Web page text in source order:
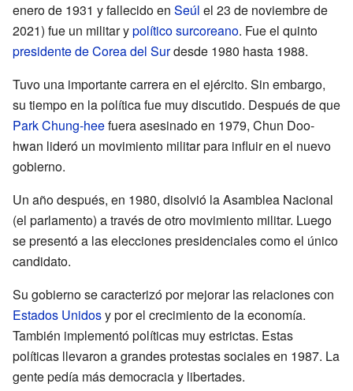
enero de 1931 y fallecido en Seúl el 23 de noviembre de
2021) fue un militar ypolíticosurcoreano. Fue el quinto
presidente de Corea del Surdesde 1980 hasta 1988.
Tuvo una importante carrera en el ejército. Sin embargo,
su tiempo en la política fue muy discutido. Después de que
Park Chung-heefuera asesinado en 1979, Chun Doo-
hwan lideró un movimiento militar para influir en el nuevo
gobierno.
Un año después, en 1980, disolvió la Asamblea Nacional
(el parlamento) a través de otro movimiento militar. Luego
se presentó a las elecciones presidenciales como el único
candidato.
Su gobierno se caracterizó por mejorar las relaciones con
Estados Unidosy por el crecimiento de la economía.
También implementó políticas muy estrictas. Estas
políticas llevaron a grandes protestas sociales en 1987. La
gente pedía más democracia y libertades.